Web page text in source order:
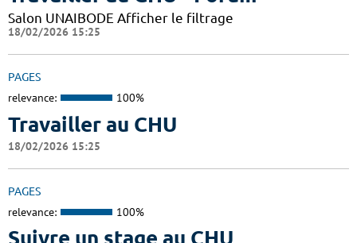
Salon UNAIBODE Afficher le filtrage
18/02/2026 15:25
PAGES
relevance: 100%
Travailler au CHU
18/02/2026 15:25
PAGES
relevance: 100%
Suivre un stage au CHU